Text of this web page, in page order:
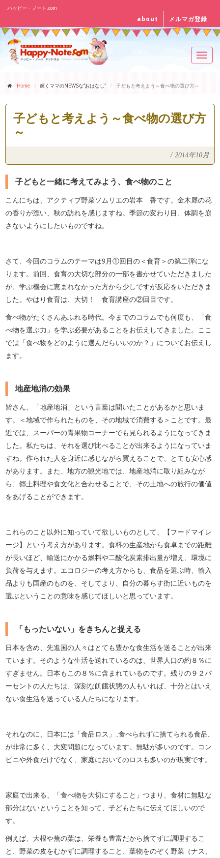
ハッピー・ノート.com
about メルマガ登録
Home 輝くママのNEWSな“おはなし” 子どもと考えよう～食べ物の選び方～
子どもと考えよう～食べ物の選び方
～
/ 2014年10月
子どもと一緒に考えてみよう、食べ物のこと
こんにちは、アクティブ野菜ソムリエの岩本 香です。金木犀の花
の香りが漂い、秋の訪れを感じますね。季節の変わり目、体調を崩
さないようにしたいものですね。
さて、今回のコラムのテーマは9月①回目の＜食育＞の第二弾にな
ります。前回、食育の大切な部分の一部を書かせていただきました
が、学ぶ機会に恵まれなかった方から少しですが反応をいただきま
した。やはり食育は、大切！ 食育講座の②回目です。
食べ物がたくさんあふれる時代。今までのコラムでも何度も、「食
べ物を選ぶ力」を学ぶ必要があることをお伝えしてきました。ここ
では「食べ物をどのように選んだらいいのか？」についてお伝えし
ます。
地産地消の効果
皆さん、「地産地消」という言葉は聞いたことがあるかと思いま
す。＜地域で作られたものを、その地域で消費する＞ことです。最
近では、スーパーの青果物コーナーでも見られるようになってきま
した。私たちは、それを選び比べることが出来るようになっていま
すね。作られた人を身近に感じながら買えることで、とても安心感
があります。また、地方の観光地では、地産地消に取り組みなが
ら、郷土料理や食文化と合わせることで、その土地への旅行の価値
をあげることができます。
これらのこと以外に知っていて欲しいものとして、【フードマイレ
ージ】という考え方があります。食料の生産地から食卓までの距離
が長いほど、輸送にかかる燃料や二酸化炭素排出量が増え、環境に
負荷を与えます。エコロジーの考え方からも、食品を選ぶ時、輸入
品よりも国産のものを、そしてより、自分の暮らす街に近いものを
選ぶということの意味を感じてほしいと思っています。
「もったいない」をきちんと捉える
日本を含め、先進国の人々はとても豊かな食生活を送ることが出来
ています。そのような生活を送れているのは、世界人口の約８％に
すぎません。日本もこの８％に含まれているのです。残りの９２パ
ーセントの人たちは、深刻な飢餓状態の人もいれば、十分とはいえ
ない食生活を送っている人たちになります。
それなのに、日本には「食品ロス」‥食べられずに捨てられる食品‥
が非常に多く、大変問題になっています。無駄が多いのです。コン
ビニや外食だけでなく、家庭においてのロスも多いのが現実です。
家庭で出来る、「食べ物を大切にすること」つまり、食材に無駄な
部分はないということを知って、子どもたちに伝えてほしいので
す。
例えば、大根や蕪の葉は、栄養も豊富だから捨てずに調理するこ
と、野菜の皮をむかずに調理すること、葉物をのぞく野菜（ナス、